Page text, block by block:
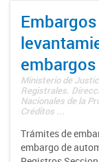
Ministerio de
Registrales.
Nacionales de la
Créditos ...
Trámites de
embargo de